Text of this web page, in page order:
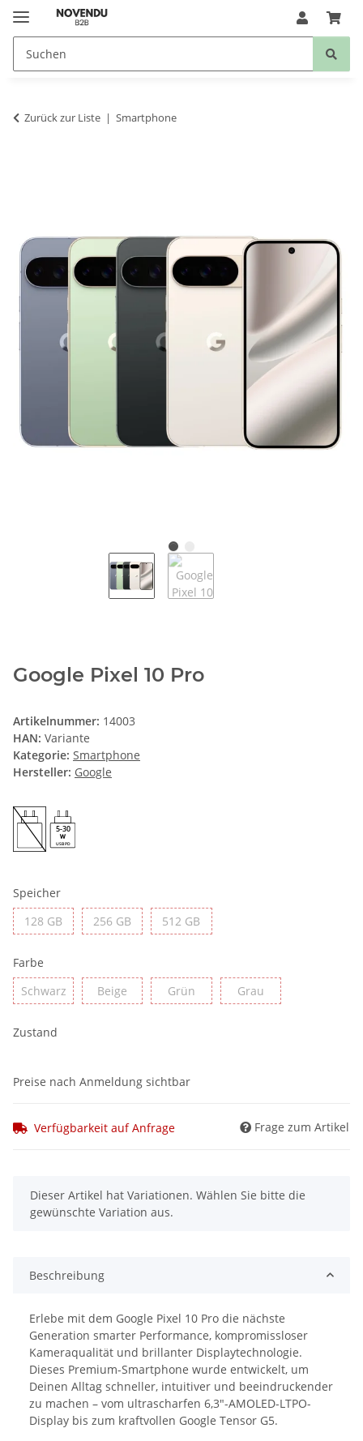
Zurück zur Liste Smartphone
Google Pixel 10 Pro
Artikelnummer: 14003
HAN: Variante
Kategorie: Smartphone
Hersteller: Google
5-30
USB PD
Speicher
128 GB 128 GB256 GB 256 GB512 GB 512 GB
Farbe
SchwarzSchwarzBeige Beige GrünGrün GrauGrau
Zustand
Preise nach Anmeldung sichtbar
Verfügbarkeit auf Anfrage Frage zum Artikel
x
Dieser Artikel hat Variationen. Wählen Sie bitte die
gewünschte Variation aus.
Beschreibung
Erlebe mit dem Google Pixel 10 Pro die nächste
Generation smarter Performance, kompromissloser
Kameraqualität und brillanter Displaytechnologie.
Dieses Premium-Smartphone wurde entwickelt, um
Deinen Alltag schneller, intuitiver und beeindruckender
zu machen – vom ultrascharfen 6,3"-AMOLED-LTPO-
Display bis zum kraftvollen Google Tensor G5.